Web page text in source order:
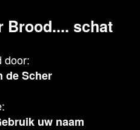
Brood.... schat
door:
de Scher
uw naam